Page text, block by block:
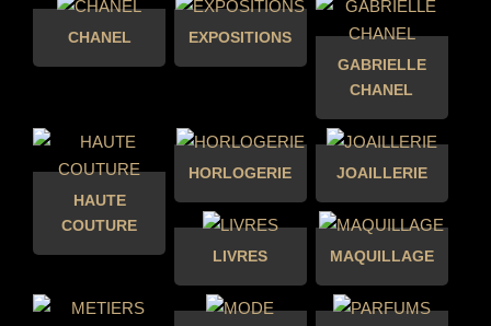
CHANEL
EXPOSITIONS
GABRIELLE
CHANEL
HAUTE
COUTURE
HORLOGERIE JOAILLERIE
LIVRES MAQUILLAGE